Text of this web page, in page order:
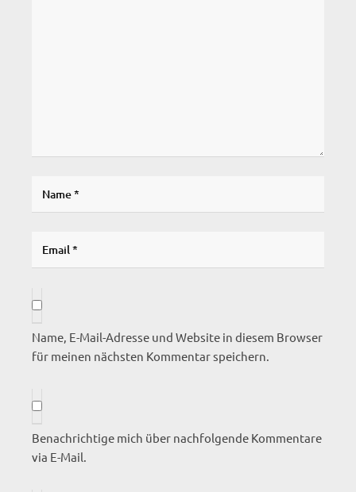
Name, E-Mail-Adresse und Website in diesem Browser
für meinen nächsten Kommentar speichern.
Benachrichtige mich über nachfolgende Kommentare
via E-Mail.